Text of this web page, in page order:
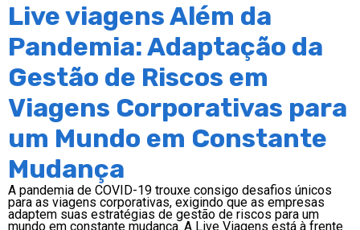
Live viagens Além da
Pandemia: Adaptação da
Gestão de Riscos em
Viagens Corporativas para
um Mundo em Constante
Mudança
A pandemia de COVID-19 trouxe consigo desafios únicos
para as viagens corporativas, exigindo que as empresas
adaptem suas estratégias de gestão de riscos para um
mundo em constante mudança. A Live Viagens está à frente